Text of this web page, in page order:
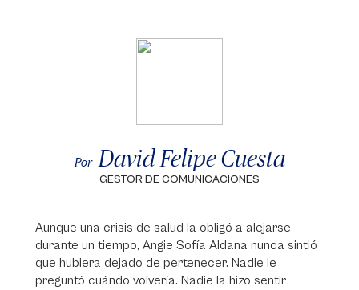
Por David Felipe Cuesta
GESTOR DE COMUNICACIONES
Aunque una crisis de salud la obligó a alejarse
durante un tiempo, Angie Sofía Aldana nunca sintió
que hubiera dejado de pertenecer. Nadie le
preguntó cuándo volvería. Nadie la hizo sentir